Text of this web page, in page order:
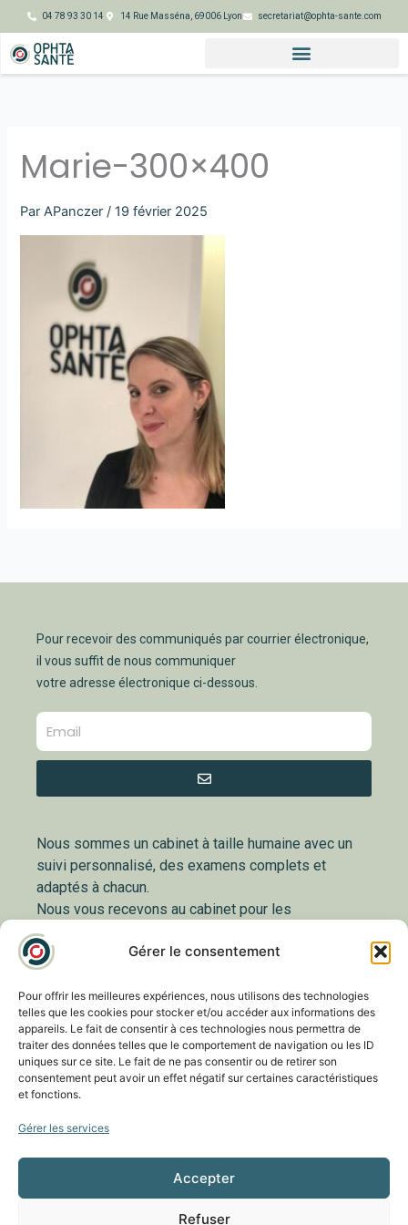
Gérer le consentement
Pour offrir les meilleures expériences, nous utilisons des technologies
telles que les cookies pour stocker et/ou accéder aux informations des
appareils. Le fait de consentir à ces technologies nous permettra de
traiter des données telles que le comportement de navigation ou les ID
uniques sur ce site. Le fait de ne pas consentir ou de retirer son
consentement peut avoir un effet négatif sur certaines caractéristiques
et fonctions.
Gérer les services
Accepter
Refuser
au
contenu
04 78 93 30 14 14 Rue Masséna, 69006 Lyon secretariat@ophta-sante.com
Marie-300×400
ParAPanczer/19 février 2025
Pour recevoir des communiqués par courrier électronique,
il vous suffit de nous communiquer
votre adresse électronique ci-dessous.
Envoyer
Nous sommes un cabinet à taille humaine avec un
suivi personnalisé, des examens complets et
adaptés à chacun.
Nous vous recevons au cabinet pour les
consultations et pour la chirurgie nous sommes
associés à la Clinique du Parc ainsi qu’au Centre
Paufique.
Orthoptistes et optométristes interviennent lors de
la consultation afin de réaliser le bilan visuel et
examens complémentaires si nécessaire.
Un cabinet à l’écoute de vos besoins avec un suivi
personnalisé.